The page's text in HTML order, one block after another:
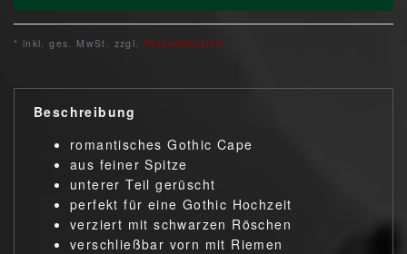
* inkl. ges. MwSt. zzgl. Versandkosten
Beschreibung
romantisches Gothic Cape
aus feiner Spitze
unterer Teil gerüscht
perfekt für eine Gothic Hochzeit
verziert mit schwarzen Röschen
verschließbar vorn mit Riemen